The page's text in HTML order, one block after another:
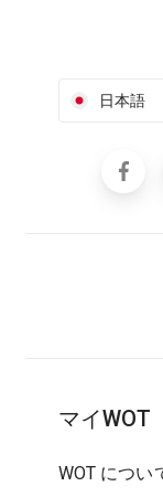
日本語
マイWOT
WOT につい